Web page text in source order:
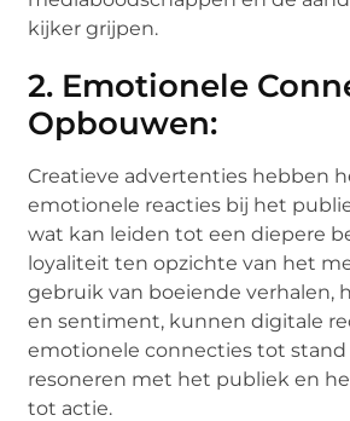
kijker grijpen.
2. Emotionele
Opbouwen:
Creatieve advertenties hebben
emotionele reacties bij het
wat kan leiden tot een diepere
loyaliteit ten opzichte van het
gebruik van boeiende verhalen,
en sentiment, kunnen digitale
emotionele connecties tot
resoneren met het publiek en
tot actie.